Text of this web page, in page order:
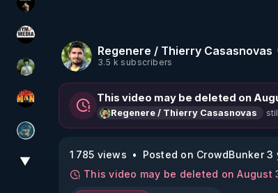
Infos et vérité
HYM.MEDIA
Sonmi-877
OHM ÉGA MAN
Réinformation sur le monde
▼
Regenere / Thierry Casasnovas
3.5 k subscribers
This video may be deleted on
Regenere / Thierry Casasnovas
1 785 views
Posted on CrowdBunker 3
This video may be deleted on August